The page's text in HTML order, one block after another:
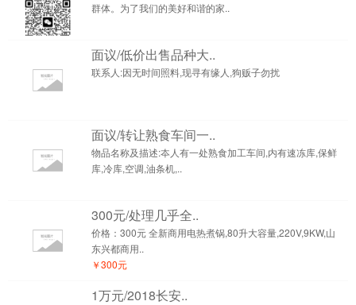
群体。为了我们的美好和谐的家..
面议/低价出售品种大..
联系人:因无时间照料,现寻有缘人,狗贩子勿扰
面议/转让熟食车间一..
物品名称及描述:夲人有一处熟食加工车间,内有速冻库,保鲜
库,冷库,空调,油条机,..
300元/处理几乎全..
价格：300元 全新商用电热煮锅,80升大容量,220V,9KW,山
东兴都商用..
￥300元
1万元/2018长安..